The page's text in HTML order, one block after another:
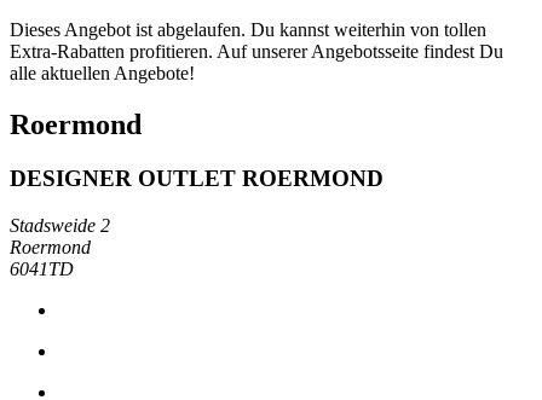
Dieses Angebot ist abgelaufen. Du kannst weiterhin von tollen
Extra-Rabatten profitieren. Auf unserer Angebotsseite findest Du
alle aktuellen Angebote!
Roermond
DESIGNER OUTLET ROERMOND
Stadsweide 2
Roermond
6041TD